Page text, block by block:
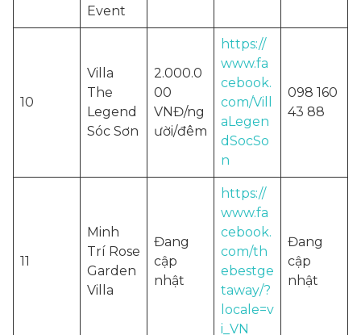
Event
10
Villa
The
Legend
Sóc Sơn
2.000.0
00
VNĐ/ng
ười/đêm
https://
www.fa
cebook.
com/Vill
aLegen
dSocSo
n
098 160
43 88
11
Minh
Trí Rose
Garden
Villa
Đang
cập
nhật
https://
www.fa
cebook.
com/th
ebestge
taway/?
locale=v
i_VN
Đang
cập
nhật